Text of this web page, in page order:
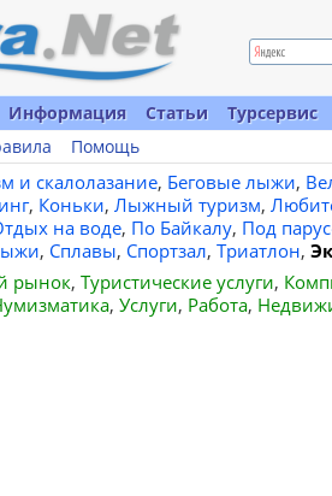
Информация Статьи
Турсервис
Помощь
и скалолазание, Беговые лыжи,
, Коньки, Лыжный туризм,
на воде, По Байкалу, Под
, Сплавы, Спортзал, Триатлон,
рынок, Туристические услуги,
, Услуги, Работа,